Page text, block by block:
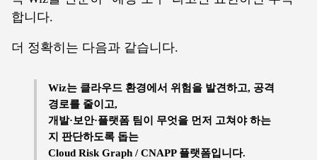
합니다.
더 정확히는 다음과 같습니다.
Wiz는 클라우드 환경에서 위험을 발견하고, 공격
경로를 줄이고,
개발·보안·플랫폼 팀이 무엇을 먼저 고쳐야 하는
지 판단하도록 돕는
Cloud Risk Graph / CNAPP 플랫폼입니다.